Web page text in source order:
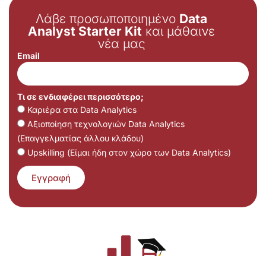
Λάβε προσωποποιημένο Data
Analyst Starter Kit και μάθαινε
νέα μας
Email
Τι σε ενδιαφέρει περισσότερο;
Καριέρα στα Data Analytics
Αξιοποίηση τεχνολογιών Data Analytics
(Επαγγελματίας άλλου κλάδου)
Upskilling (Είμαι ήδη στον χώρο των Data Analytics)
Εγγραφή